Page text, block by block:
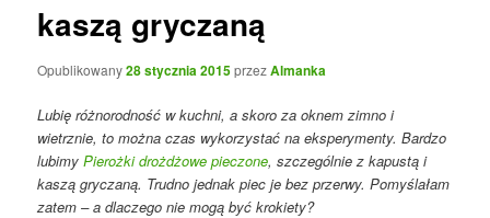
kaszą gryczaną
Opublikowany28 stycznia 2015przezAlmanka
Lubię różnorodność w kuchni, a skoro za oknem zimno i
wietrznie, to można czas wykorzystać na eksperymenty. Bardzo
lubimy Pierożki drożdżowe pieczone, szczególnie z kapustą i
kaszą gryczaną. Trudno jednak piec je bez przerwy. Pomyślałam
zatem – a dlaczego nie mogą być krokiety?